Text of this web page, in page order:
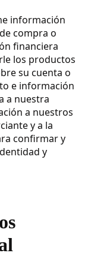
información
compra o
financiera
los productos
su cuenta o
e información
a nuestra
a nuestros
y a la
confirmar y
y